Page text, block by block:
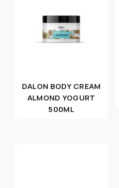
DALON BODY CREAM
ALMOND YOGURT
500ML